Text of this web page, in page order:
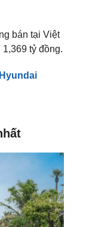
bán tại Việt
tỷ đồng.